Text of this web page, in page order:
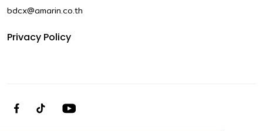
bdcx@amarin.co.th
Privacy Policy